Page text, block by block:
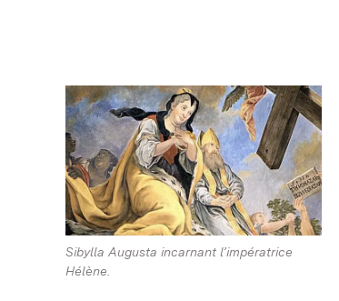
Sibylla Augusta incarnant l’impératrice
Hélène.